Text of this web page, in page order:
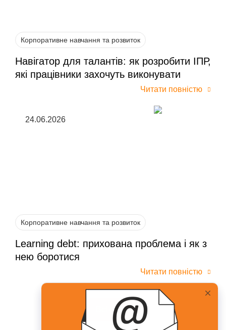
Корпоративне навчання та розвиток
Навігатор для талантів: як розробити ІПР,
які працівники захочуть виконувати
Читати повністю
24.06.2026
Корпоративне навчання та розвиток
Learning debt: прихована проблема і як з
нею боротися
Читати повністю
Всі статті